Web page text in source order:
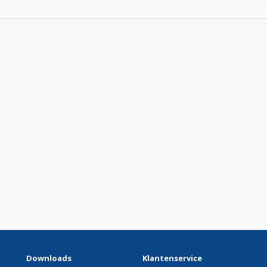
Downloads Klantenservice